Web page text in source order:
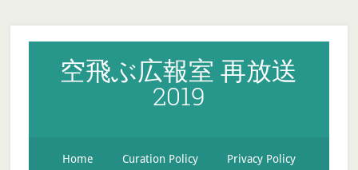
空飛ぶ広報室 再放送
2019
Home Curation Policy Privacy Policy